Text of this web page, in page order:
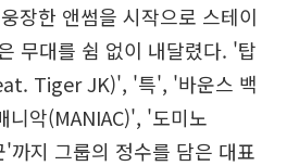
장한 앤썸을 시작으로 스테이
무대를 쉼 없이 내달렸다. '탑
Tiger JK)', '특', '바운스 백
악(MANIAC)', '도미노
지 그룹의 정수를 담은 대표